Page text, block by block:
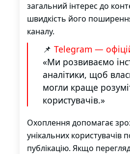
загальний інтерес до
швидкість його
каналу.
📌 Telegram —
«Ми розвиваємо
аналітики, щоб
могли краще
користувачів.»
Охоплення допомагає
унікальних користувачів
публікацію. Якщо